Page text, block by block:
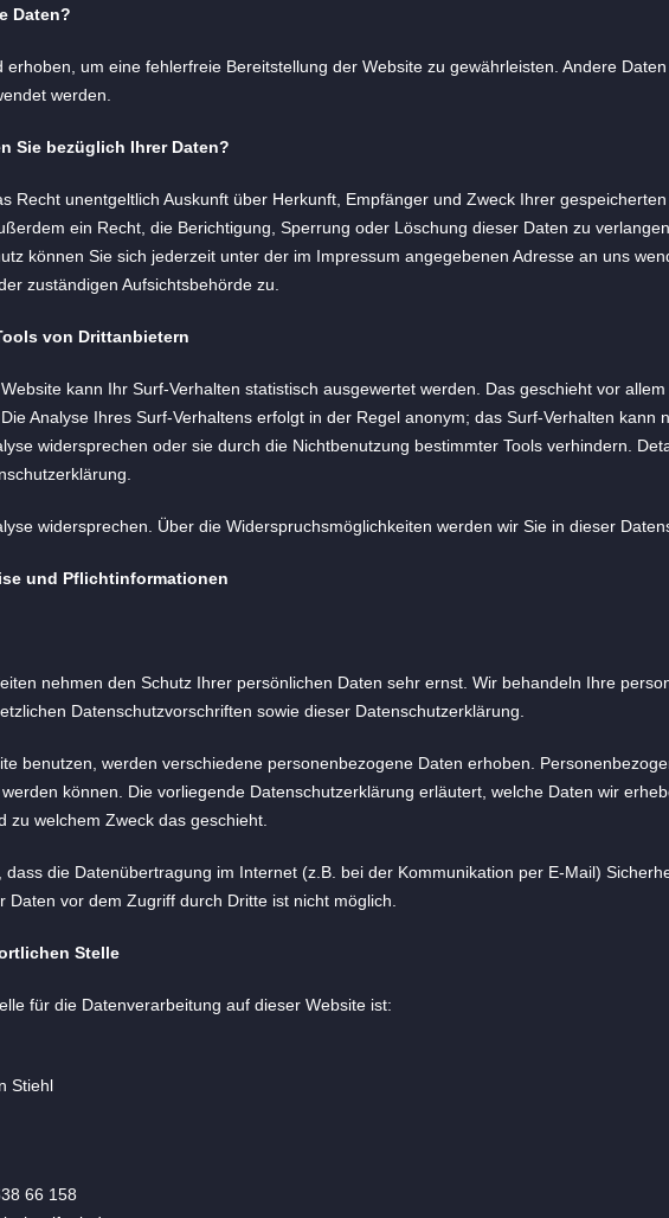
Daten?
erhoben, um eine fehlerfreie Bereitstellung der Website zu gewährleisten. Andere
werden.
Sie bezüglich Ihrer Daten?
Recht unentgeltlich Auskunft über Herkunft, Empfänger und Zweck Ihrer
ein Recht, die Berichtigung, Sperrung oder Löschung dieser Daten zu
können Sie sich jederzeit unter der im Impressum angegebenen Adresse an uns
zuständigen Aufsichtsbehörde zu.
von Drittanbietern
kann Ihr Surf-Verhalten statistisch ausgewertet werden. Das geschieht vor
Analyse Ihres Surf-Verhaltens erfolgt in der Regel anonym; das Surf-Verhalten kann
widersprechen oder sie durch die Nichtbenutzung bestimmter Tools verhindern.
widersprechen. Über die Widerspruchsmöglichkeiten werden wir Sie in dieser
und Pflichtinformationen
nehmen den Schutz Ihrer persönlichen Daten sehr ernst. Wir behandeln Ihre
Datenschutzvorschriften sowie dieser Datenschutzerklärung.
benutzen, werden verschiedene personenbezogene Daten erhoben.
können. Die vorliegende Datenschutzerklärung erläutert, welche Daten wir
zu welchem Zweck das geschieht.
dass die Datenübertragung im Internet (z.B. bei der Kommunikation per E-Mail)
Daten vor dem Zugriff durch Dritte ist nicht möglich.
Stelle
für die Datenverarbeitung auf dieser Website ist:
Stiehl
66 158